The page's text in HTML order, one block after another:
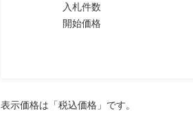
入札件数
開始価格
表示価格は「税込価格」です。